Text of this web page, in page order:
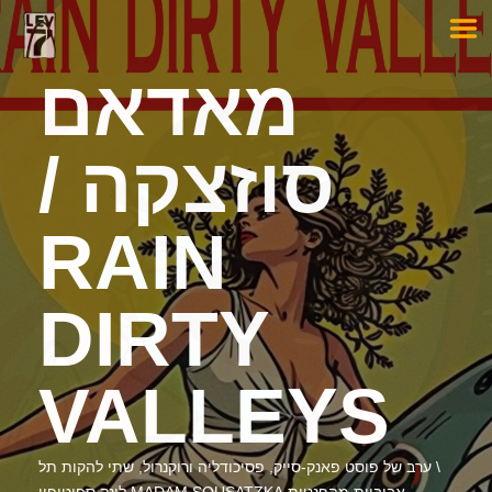
מאדאם
סוזצקה /
RAIN
DIRTY
VALLEYS
\ ערב של פוסט פאנק-סייק, פסיכודליה ורוקנרול, שתי להקות תל